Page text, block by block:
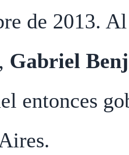
de 2013.
Gabriel
entonces